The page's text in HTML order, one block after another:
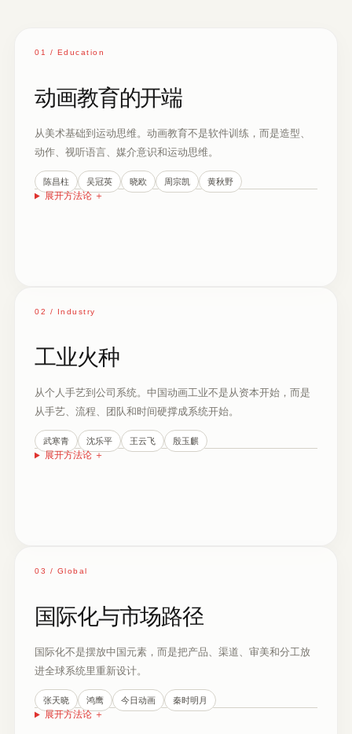
01 / Education
动画教育的开端
从美术基础到运动思维。动画教育不是软件训练，而是造型、
动作、视听语言、媒介意识和运动思维。
陈昌柱 吴冠英 晓欧 周宗凯 黄秋野
展开方法论＋
02 / Industry
工业火种
从个人手艺到公司系统。中国动画工业不是从资本开始，而是
从手艺、流程、团队和时间硬撑成系统开始。
武寒青 沈乐平 王云飞 殷玉麒
展开方法论＋
03 / Global
国际化与市场路径
国际化不是摆放中国元素，而是把产品、渠道、审美和分工放
进全球系统里重新设计。
张天晓 鸿鹰 今日动画 秦时明月
展开方法论＋